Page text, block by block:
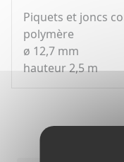
Piquets et joncs
polymère
ø 12,7 mm
hauteur 2,5 m